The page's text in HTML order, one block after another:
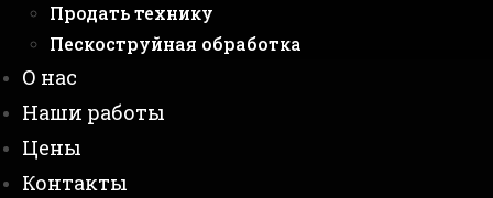
Продать технику
Пескоструйная обработка
О нас
Наши работы
Цены
Контакты